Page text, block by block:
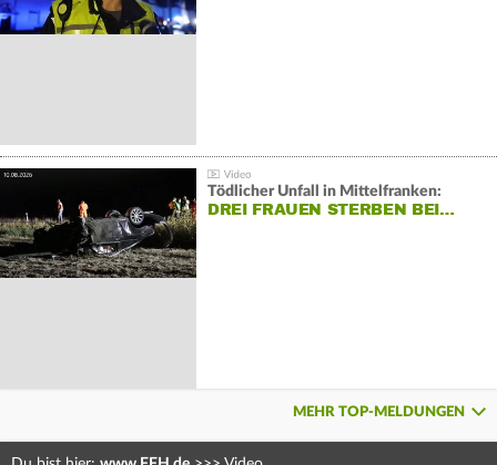
Tödlicher Unfall in Mittelfranken:
DREI FRAUEN STERBEN BEI…
MEHR TOP-MELDUNGEN